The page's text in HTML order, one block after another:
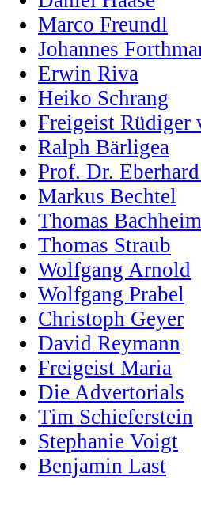
Marco Freundl
Johannes
Erwin Riva
Heiko Schrang
Freigeist Rüdiger
Ralph Bärligea
Prof. Dr.
Markus Bechtel
Thomas
Thomas Straub
Wolfgang Arnold
Wolfgang Prabel
Christoph Geyer
David Reymann
Freigeist Maria
Die Advertorials
Tim Schieferstein
Stephanie Voigt
Benjamin Last